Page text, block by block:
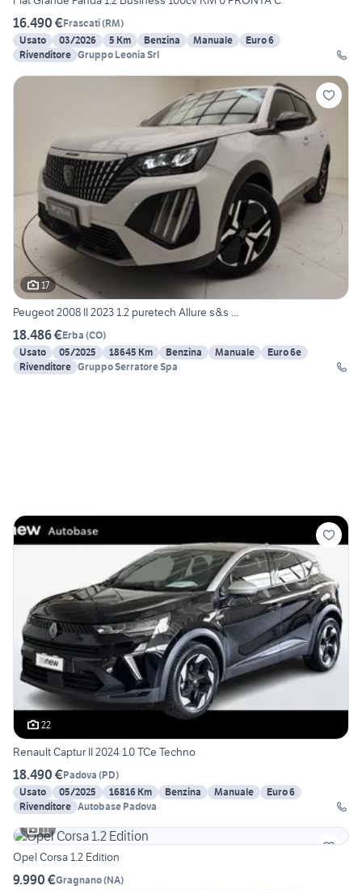
16.490 €Frascati(RM)
Usato
03/2026 5 Km Benzina Manuale
Euro 6
Rivenditore Gruppo Leonia Srl
17
Peugeot 2008 II 2023 1.2 puretech Allure s&s ...
18.486 €Erba (CO)
Usato
05/2025 18645 Km Benzina Manuale
Euro 6e
Rivenditore Gruppo Serratore Spa
22
Renault Captur II 2024 1.0 TCe Techno
18.490 €Padova (PD)
Usato
05/2025 16816 Km Benzina Manuale
Euro 6
Rivenditore Autobase Padova
11
Opel Corsa 1.2 Edition
9.990 €Gragnano(NA)